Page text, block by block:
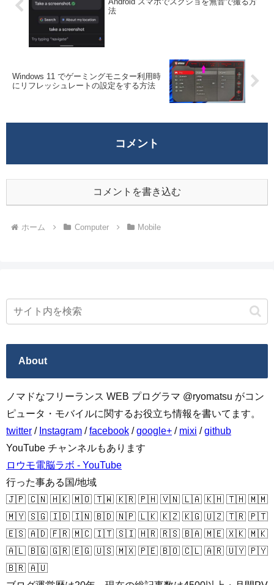
法
Windows 11 でゲーミングモニター利用時
にリフレッシュレートの設定をする方法
コメント
コメントを書き込む
ホーム Computer Mobile
About
ノマドなフリーランス WEB プログラマ @ryomatsu がコン
ピュータ・モバイルに関するお役立ち情報を書いてます。
twitter / Instagram /facebook /google+ / mixi /github
YouTube チャンネルもあります
ロウモ電脳ラボ - YouTube
行った事ある国/地域
🇯🇵 🇨🇳 🇭🇰 🇲🇴 🇹🇼 🇰🇷 🇵🇭 🇻🇳 🇱🇦 🇰🇭 🇹🇭 🇲🇲
🇲🇾 🇸🇬 🇮🇩 🇮🇳 🇧🇩 🇳🇵 🇱🇰 🇰🇿 🇰🇬 🇺🇿 🇹🇷 🇵🇹
🇪🇸 🇦🇩 🇫🇷 🇲🇨 🇮🇹 🇸🇮 🇭🇷 🇷🇸 🇧🇦 🇲🇪 🇽🇰 🇲🇰
🇦🇱 🇧🇬 🇬🇷 🇪🇬 🇺🇸 🇲🇽 🇵🇪 🇧🇴 🇨🇱 🇦🇷 🇺🇾 🇵🇾
🇧🇷 🇦🇺